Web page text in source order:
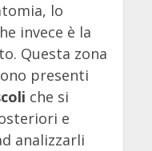
lo
invece è la
Questa zona
presenti
che si
e
analizzarli